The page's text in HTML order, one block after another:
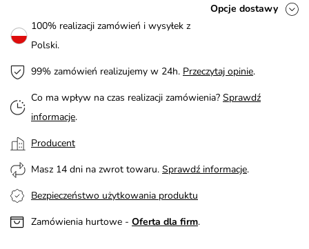
Opcje dostawy
100% realizacji zamówień i wysyłek z
Polski.
99% zamówień realizujemy w 24h. Przeczytaj opinie.
Co ma wpływ na czas realizacji zamówienia? Sprawdź
informacje.
Producent
Masz 14 dni na zwrot towaru. Sprawdź informacje.
Bezpieczeństwo użytkowania produktu
Zamówienia hurtowe - Oferta dla firm.